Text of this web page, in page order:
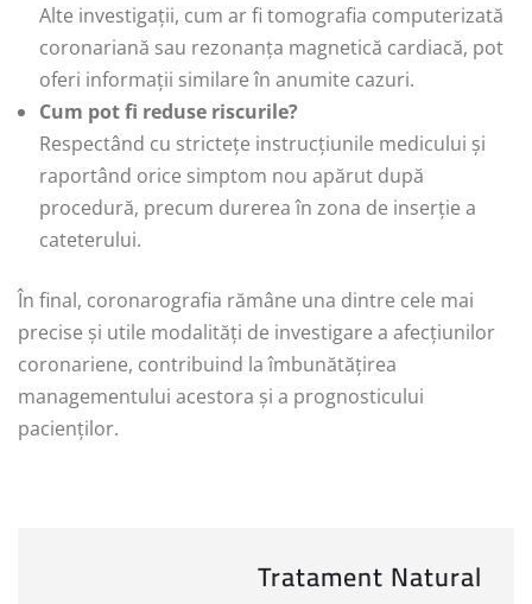
Alte investigații, cum ar fi tomografia computerizată
coronariană sau rezonanța magnetică cardiacă, pot
oferi informații similare în anumite cazuri.
Cum pot fi reduse riscurile?
Respectând cu strictețe instrucțiunile medicului și
raportând orice simptom nou apărut după
procedură, precum durerea în zona de inserție a
cateterului.
În final, coronarografia rămâne una dintre cele mai
precise și utile modalități de investigare a afecțiunilor
coronariene, contribuind la îmbunătățirea
managementului acestora și a prognosticului
pacienților.
Tratament Natural